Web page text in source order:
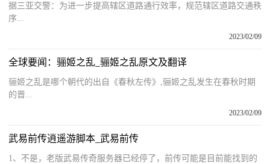
据三亚交警：为进一步提高辖区道路通行效率，规范辖区道路交通秩
序...
2023/02/09
全球要闻：骊姬之乱_骊姬之乱原文及翻译
骊姬之乱是哪个朝代的出自《春秋左传》,骊姬之乱发生在春秋时期
的晋...
2023/02/09
武易前传逍遥游脚本_武易前传
1、不是，老版武易传奇服务器已经停了，前传可能是目前能找到的